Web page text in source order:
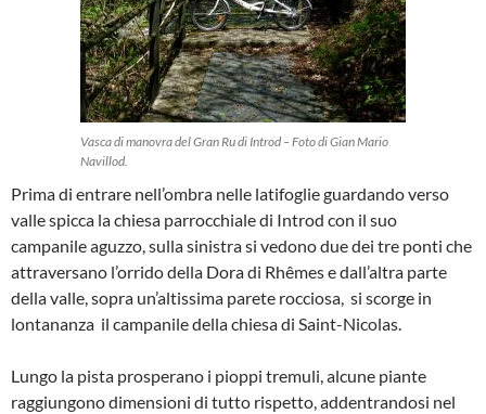
Vasca di manovra del Gran Ru di Introd – Foto di Gian Mario
Navillod.
Prima di entrare nell’ombra nelle latifoglie guardando verso
valle spicca la chiesa parrocchiale di Introd con il suo
campanile aguzzo, sulla sinistra si vedono due dei tre ponti che
attraversano l’orrido della Dora di Rhêmes e dall’altra parte
della valle, sopra un’altissima parete rocciosa, si scorge in
lontananza il campanile della chiesa di Saint-Nicolas.
Lungo la pista prosperano i pioppi tremuli, alcune piante
raggiungono dimensioni di tutto rispetto, addentrandosi nel